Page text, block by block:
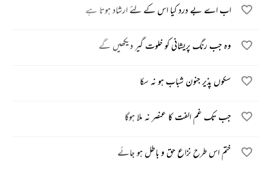
اب اے بے درد کیا اس کے لئے ارشاد ہوتا ہے
وہ جب رنگ پریشانی کو خلوت گیر دیکھیں گے
سکوں پذیر جنون شباب ہو نہ سکا
جب تک غم الفت کا عنصر نہ ملا ہوگا
ختم اس طرح نزاع حق و باطل ہو جائے